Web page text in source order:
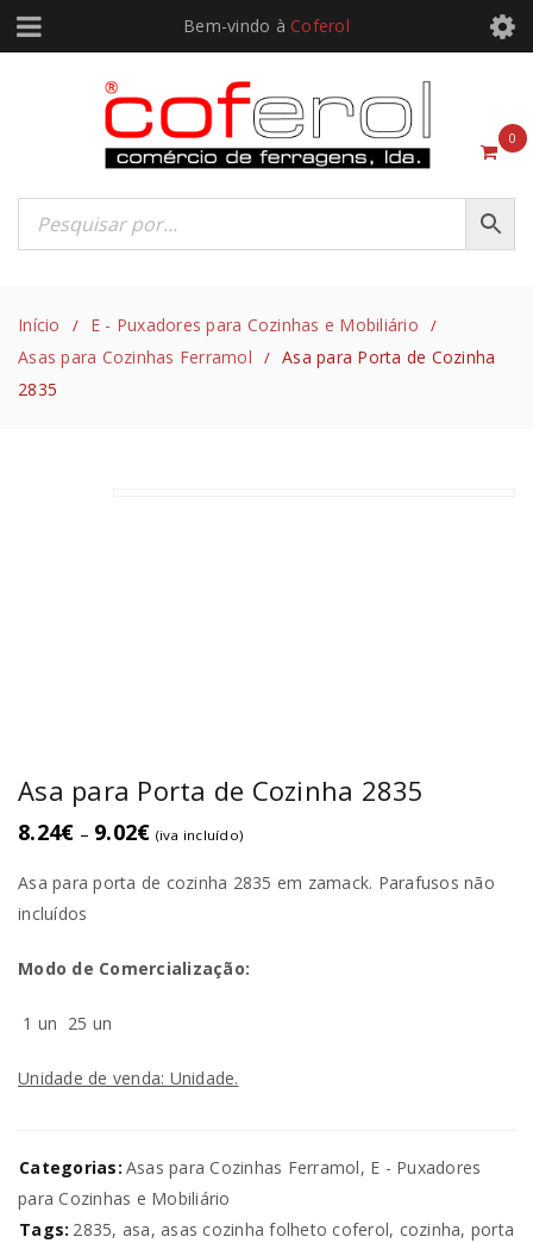
Bem-vindo à Coferol
0
Início / E - Puxadores para Cozinhas e Mobiliário /
Asas para Cozinhas Ferramol / Asa para Porta de Cozinha
2835
Asa para Porta de Cozinha 2835
8.24€ – 9.02€ (iva incluído)
Asa para porta de cozinha 2835 em zamack. Parafusos não
incluídos
Modo de Comercialização:
1 un 25 un
Unidade de venda: Unidade.
Categorias: Asas para Cozinhas Ferramol, E - Puxadores
para Cozinhas e Mobiliário
Tags: 2835, asa, asas cozinha folheto coferol, cozinha, porta